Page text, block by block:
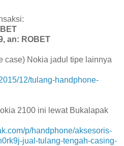
an: ROBET
case) Nokia jadul tipe lainnya
12/tulang-handphone-
2100 ini lewat Bukalapak
p/handphone/aksesoris-
jual-tulang-tengah-casing-